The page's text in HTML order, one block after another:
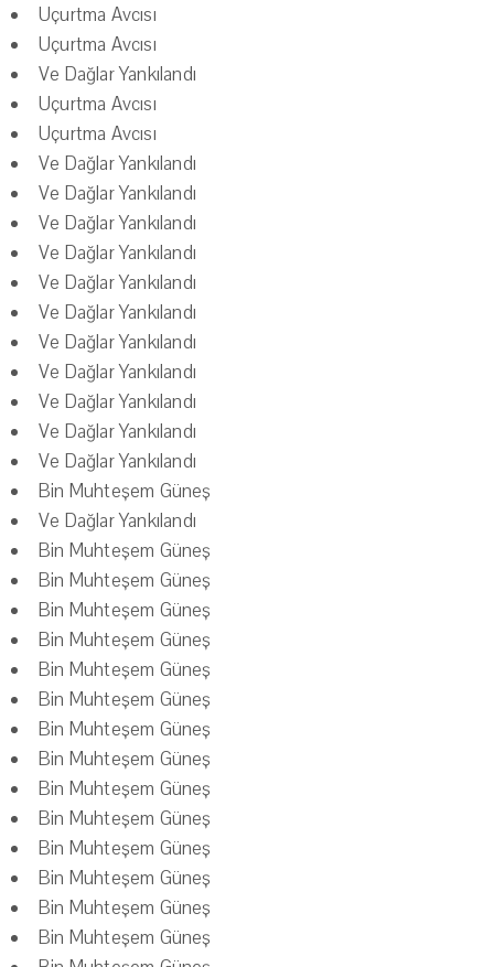
Uçurtma Avcısı
Uçurtma Avcısı
Ve Dağlar Yankılandı
Uçurtma Avcısı
Uçurtma Avcısı
Ve Dağlar Yankılandı
Ve Dağlar Yankılandı
Ve Dağlar Yankılandı
Ve Dağlar Yankılandı
Ve Dağlar Yankılandı
Ve Dağlar Yankılandı
Ve Dağlar Yankılandı
Ve Dağlar Yankılandı
Ve Dağlar Yankılandı
Ve Dağlar Yankılandı
Ve Dağlar Yankılandı
Bin Muhteşem Güneş
Ve Dağlar Yankılandı
Bin Muhteşem Güneş
Bin Muhteşem Güneş
Bin Muhteşem Güneş
Bin Muhteşem Güneş
Bin Muhteşem Güneş
Bin Muhteşem Güneş
Bin Muhteşem Güneş
Bin Muhteşem Güneş
Bin Muhteşem Güneş
Bin Muhteşem Güneş
Bin Muhteşem Güneş
Bin Muhteşem Güneş
Bin Muhteşem Güneş
Bin Muhteşem Güneş